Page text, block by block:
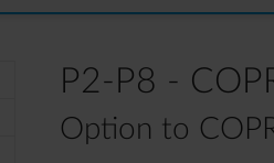
P2-P8 -
Option to